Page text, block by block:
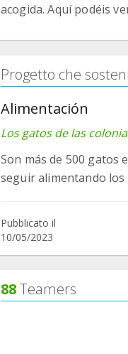
acogida. Aquí podéis
Progetto che
Alimentación
Los gatos de las
Son más de 500 gatos
seguir alimentando
Pubblicato il
10/05/2023
88Teamers